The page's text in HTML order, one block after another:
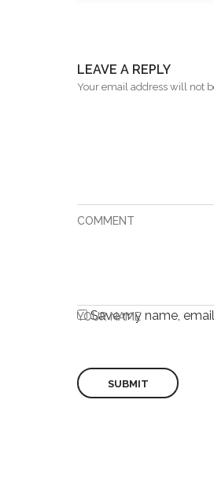
LEAVE A REPLY
Your email address will not
COMMENT
YOUR NAME
Save my name,